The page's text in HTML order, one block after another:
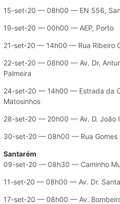
15-set-20 — 08h00 — EN 556,
19-set-20 — 00h00 — AEP, Porto
21-set-20 — 14h00 — Rua Ribeiro
22-set-20 — 08h00 — Av. Dr.
Palmeira
24-set-20 — 14h00 — Estrada da
Matosinhos
28-set-20 — 20h00 — Av. D. João
30-set-20 — 08h00 — Rua Gomes
Santarém
09-set-20 — 08h30 — Caminho
11-set-20 — 08h00 — Av. Dr.
17-set-20 — 08h00 — Av.